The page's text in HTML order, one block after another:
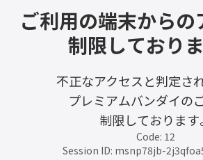
ご利用の端末からの
制限しておりま
不正なアクセスと判定さ
プレミアムバンダイの
制限しております
Code: 12
Session ID: msnp78jb-